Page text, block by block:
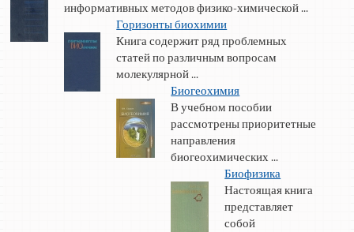
информативных методов физико-химической ...
Горизонты биохимии
Книга содержит ряд проблемных
статей по различным вопросам
молекулярной ...
Биогеохимия
В учебном пособии
рассмотрены приоритетные
направления
биогеохимических ...
Биофизика
Настоящая книга
представляет
собой